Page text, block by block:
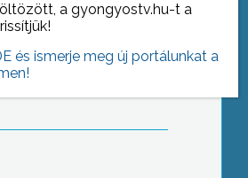
és koszorúzással
a lengyel
áldozataira
tagjai az Orczy
a gyongyostv.hu-t a
és ismerje meg új portálunkat a